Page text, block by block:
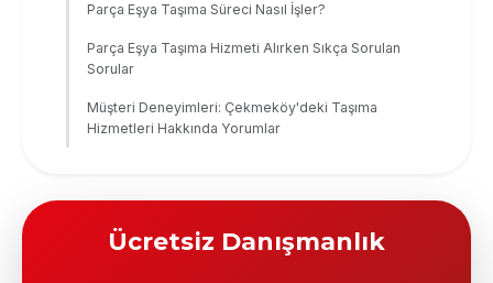
Parça Eşya Taşıma Süreci Nasıl İşler?
Parça Eşya Taşıma Hizmeti Alırken Sıkça Sorulan
Sorular
Müşteri Deneyimleri: Çekmeköy'deki Taşıma
Hizmetleri Hakkında Yorumlar
Ücretsiz Danışmanlık